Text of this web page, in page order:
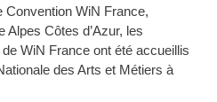
Convention WiN France,
Côtes d’Azur, les
WiN France ont été accueillis
des Arts et Métiers à